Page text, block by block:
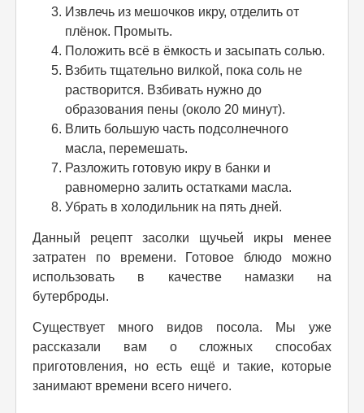
Извлечь из мешочков икру, отделить от
плёнок. Промыть.
Положить всё в ёмкость и засыпать солью.
Взбить тщательно вилкой, пока соль не
растворится. Взбивать нужно до
образования пены (около 20 минут).
Влить большую часть подсолнечного
масла, перемешать.
Разложить готовую икру в банки и
равномерно залить остатками масла.
Убрать в холодильник на пять дней.
Данный рецепт засолки щучьей икры менее
затратен по времени. Готовое блюдо можно
использовать в качестве намазки на
бутерброды.
Существует много видов посола. Мы уже
рассказали вам о сложных способах
приготовления, но есть ещё и такие, которые
занимают времени всего ничего.